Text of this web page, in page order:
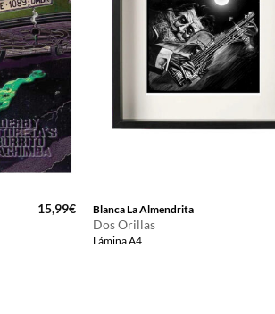
15,99€ Blanca La Almendrita
Dos Orillas
Lámina A4